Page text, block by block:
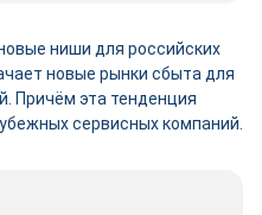
ниши для российских
новые рынки сбыта для
Причём эта тенденция
сервисных компаний.